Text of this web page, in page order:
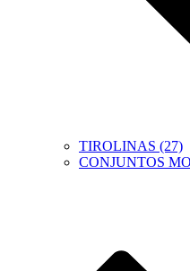
TIROLINAS (27)
CONJUNTOS